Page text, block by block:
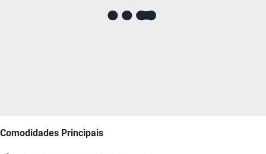
Comodidades Principais